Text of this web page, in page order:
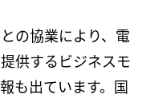
の協業により、電
供するビジネスモ
も出ています。国